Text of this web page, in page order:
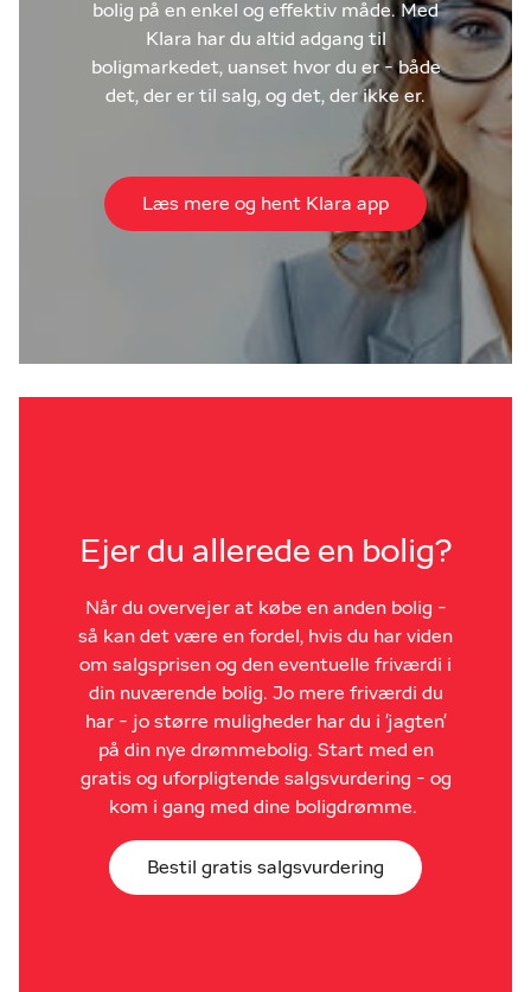
bolig på en enkel og effektiv måde. Med
Klara har du altid adgang til
boligmarkedet, uanset hvor du er - både
det, der er til salg, og det, der ikke er.
Læs mere og hent Klara app
Ejer du allerede en bolig?
Når du overvejer at købe en anden bolig -
så kan det være en fordel, hvis du har viden
om salgsprisen og den eventuelle friværdi i
din nuværende bolig. Jo mere friværdi du
har - jo større muligheder har du i 'jagten'
på din nye drømmebolig. Start med en
gratis og uforpligtende salgsvurdering - og
kom i gang med dine boligdrømme.
Bestil gratis salgsvurdering